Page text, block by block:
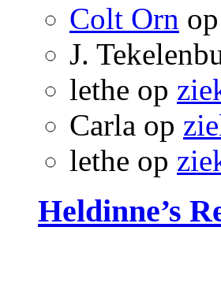
Colt Orn op
J.
lethe op
Carla op
lethe op
Heldinne’s